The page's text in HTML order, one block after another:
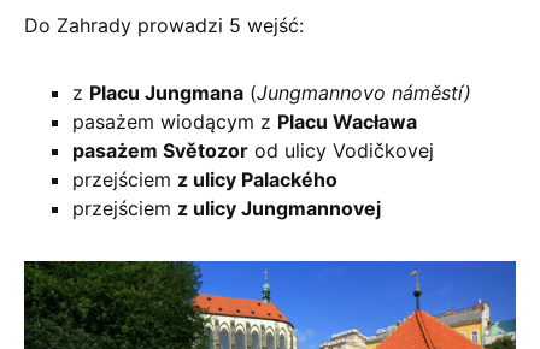
Do Zahrady prowadzi 5 wejść:
z Placu Jungmana (Jungmannovo náměstí)
pasażem wiodącym z Placu Wacława
pasażem Světozor od ulicy Vodičkovej
przejściem z ulicy Palackého
przejściem z ulicy Jungmannovej